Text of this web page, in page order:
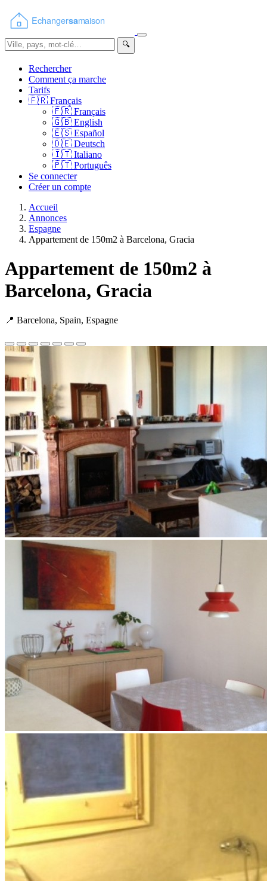
🔍
Rechercher
Comment ça marche
Tarifs
🇫🇷 Français
🇫🇷 Français
🇬🇧 English
🇪🇸 Español
🇩🇪 Deutsch
🇮🇹 Italiano
🇵🇹 Português
Se connecter
Créer un compte
Accueil
Annonces
Espagne
Appartement de 150m2 à Barcelona, Gracia
Appartement de 150m2 à
Barcelona, Gracia
📍 Barcelona, Spain, Espagne